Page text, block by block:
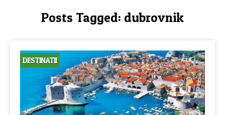
Posts Tagged: dubrovnik
DESTINATII